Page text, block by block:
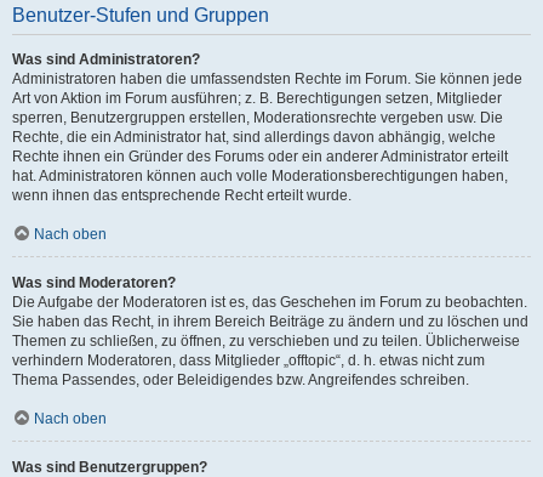
Benutzer-Stufen und Gruppen
Was sind Administratoren?
Administratoren haben die umfassendsten Rechte im Forum. Sie können jede
Art von Aktion im Forum ausführen; z. B. Berechtigungen setzen, Mitglieder
sperren, Benutzergruppen erstellen, Moderationsrechte vergeben usw. Die
Rechte, die ein Administrator hat, sind allerdings davon abhängig, welche
Rechte ihnen ein Gründer des Forums oder ein anderer Administrator erteilt
hat. Administratoren können auch volle Moderationsberechtigungen haben,
wenn ihnen das entsprechende Recht erteilt wurde.
Nach oben
Was sind Moderatoren?
Die Aufgabe der Moderatoren ist es, das Geschehen im Forum zu beobachten.
Sie haben das Recht, in ihrem Bereich Beiträge zu ändern und zu löschen und
Themen zu schließen, zu öffnen, zu verschieben und zu teilen. Üblicherweise
verhindern Moderatoren, dass Mitglieder „offtopic“, d. h. etwas nicht zum
Thema Passendes, oder Beleidigendes bzw. Angreifendes schreiben.
Nach oben
Was sind Benutzergruppen?